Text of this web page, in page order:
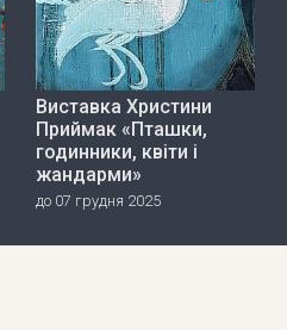
Виставка Христини
Приймак «Пташки,
годинники, квіти і
жандарми»
до 07 грудня 2025